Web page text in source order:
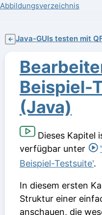
Abbildungsverzeichnis
← Java-GUIs testen mit
Beispiel-
(Java)
Dieses Kapitel
verfügbar unter
Beispiel-Testsuite'.
In diesem ersten
Struktur einer
anschauen, die